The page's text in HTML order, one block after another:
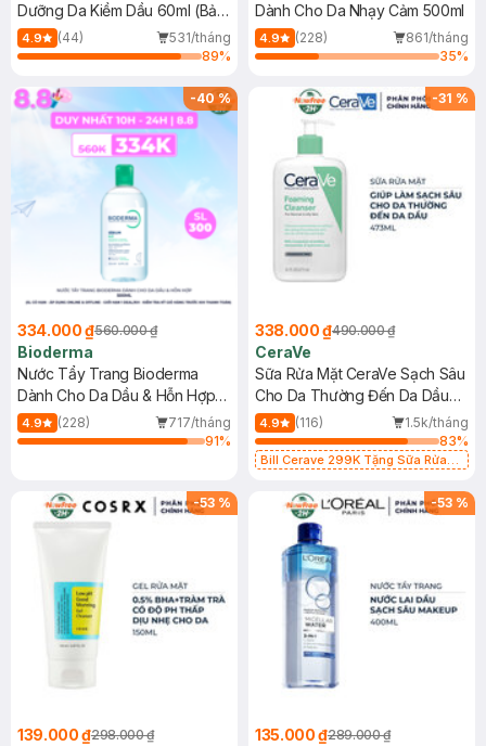
Dưỡng Da Kiềm Dầu 60ml (Bản
Mới)
4.9 (44)
531/tháng
89%
Dành Cho Da Nhạy Cảm 500ml
4.9 (228)
861/tháng
35%
-40%
334.000 ₫560.000 ₫
Bioderma
Nước Tẩy Trang Bioderma
Dành Cho Da Dầu & Hỗn Hợp
500ml
4.9 (228)
717/tháng
91%
-31 %
338.000 ₫490.000 ₫
CeraVe
Sữa Rửa Mặt CeraVe Sạch Sâu
Cho Da Thường Đến Da Dầu
473ml
4.9 (116)
1.5k/tháng
83%
Bill Cerave 299K Tặng Sữa Rửa
-53 %
139.000 ₫298.000 ₫
-53 %
135.000 ₫289.000 ₫